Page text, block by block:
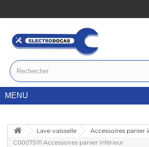
MENU
Lave-vaisselle
Accessoires panier
C00075111 Accessoires panier inférieur